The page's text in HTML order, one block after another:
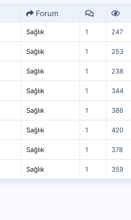
Forum
Sağlık 1 247
Sağlık 1 253
Sağlık 1 238
Sağlık 1 344
Sağlık 1 386
Sağlık 1 420
Sağlık 1 378
Sağlık 1 359